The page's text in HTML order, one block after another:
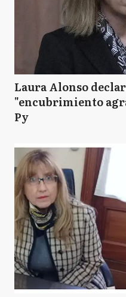
Laura Alonso
"encubrimiento
Py